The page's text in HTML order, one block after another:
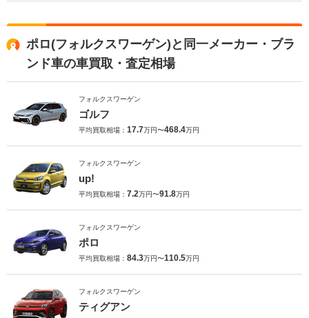
ポロ(フォルクスワーゲン)と同一メーカー・ブラ
ンド車の車買取・査定相場
フォルクスワーゲン
ゴルフ
平均買取相場： 17.7万円〜468.4万円
フォルクスワーゲン
up!
平均買取相場： 7.2万円〜91.8万円
フォルクスワーゲン
ポロ
平均買取相場： 84.3万円〜110.5万円
フォルクスワーゲン
ティグアン